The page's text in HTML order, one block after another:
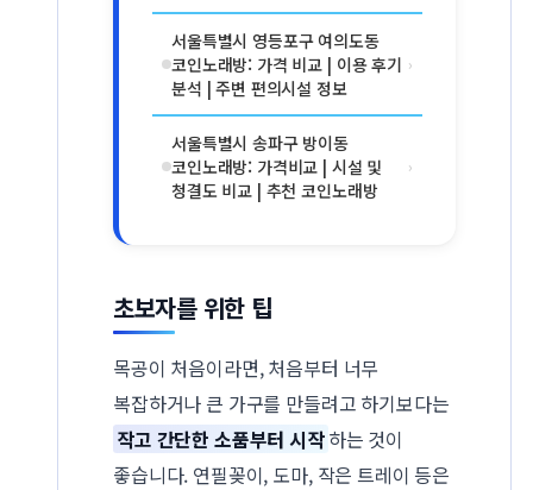
서울특별시 영등포구 여의도동
코인노래방: 가격 비교 | 이용 후기
분석 | 주변 편의시설 정보
›
서울특별시 송파구 방이동
코인노래방: 가격비교 | 시설 및
청결도 비교 | 추천 코인노래방
›
초보자를 위한 팁
목공이 처음이라면, 처음부터 너무
복잡하거나 큰 가구를 만들려고 하기보다는
작고 간단한 소품부터 시작하는 것이
좋습니다. 연필꽂이, 도마, 작은 트레이 등은